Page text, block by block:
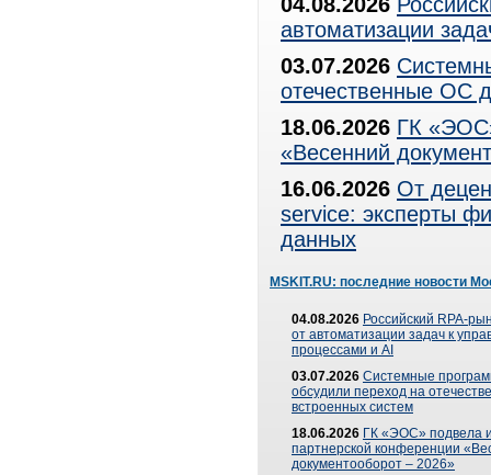
автоматизации
03.07.2026
отечественные ОС
18.06.2026 ГК
«Весенний
16.06.2026 От
service: эксперты
данных
MSKIT.RU: последние новости
04.08.2026 Российский RPA-
от автоматизации задач к
процессами и AI
03.07.2026 Системные
обсудили переход на
встроенных систем
18.06.2026 ГК «ЭОС» подвела
партнерской конференции
документооборот – 2026»